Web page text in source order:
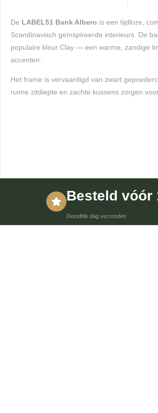
De LABEL51 Bank Albero is een tijdloze,
Scandinavisch geïnspireerde interieurs. De
populaire kleur Clay — een warme, zandige
accenten.
Het frame is vervaardigd van zwart
ruime zitdiepte en zachte kussens zorgen
Besteld vóór
Dezelfde dag verzonden